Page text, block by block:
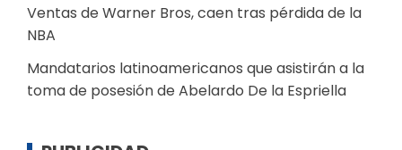
Ventas de Warner Bros, caen tras pérdida de la
NBA
Mandatarios latinoamericanos que asistirán a la
toma de posesión de Abelardo De la Espriella